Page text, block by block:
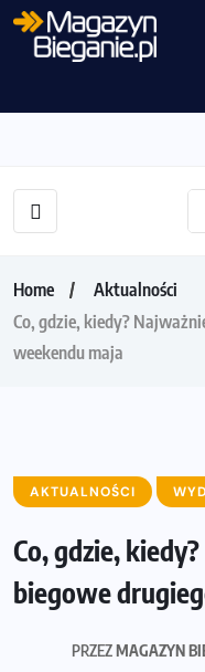
Home
Aktualności
Co, gdzie, kiedy?
weekendu maja
AKTUALNOŚCI
Co, gdzie,
biegowe
PRZEZMAGAZYN